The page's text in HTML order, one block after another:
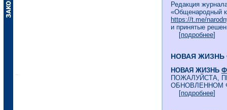
Редакция
«Общенародный
https://t.me/
и принятые
[подробнее]
НОВАЯ
НОВАЯ ЖИЗНЬ
ПОЖАЛУЙСТА,
ОБНОВЛЕННОМ
[подробнее]